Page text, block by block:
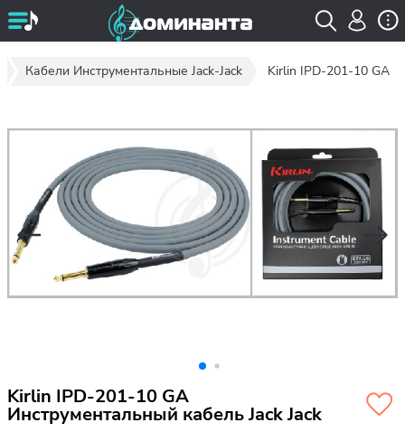
Кабели Инструментальные Jack-Jack Kirlin IPD-201-10 GA
Kirlin IPD-201-10 GA
Инструментальный кабель Jack Jack